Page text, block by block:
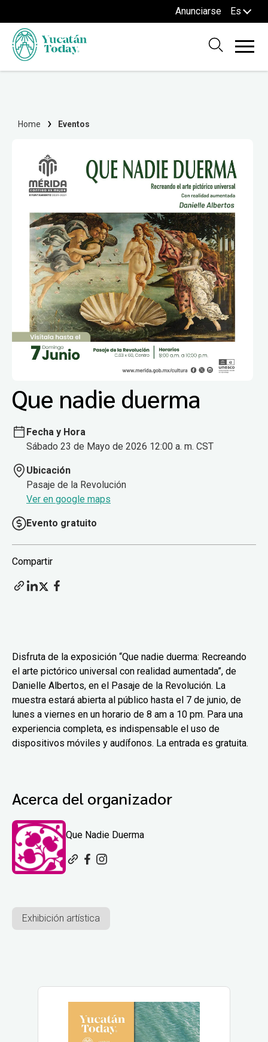
Anunciarse Es
Home Eventos
Que nadie duerma
Fecha y Hora
Sábado 23 de Mayo de 2026 12:00 a. m. CST
Ubicación
Pasaje de la Revolución
Ver en google maps
Evento gratuito
Compartir
Disfruta de la exposición “Que nadie duerma: Recreando
el arte pictórico universal con realidad aumentada”, de
Danielle Albertos, en el Pasaje de la Revolución. La
muestra estará abierta al público hasta el 7 de junio, de
lunes a viernes en un horario de 8 am a 10 pm. Para una
experiencia completa, es indispensable el uso de
dispositivos móviles y audífonos. La entrada es gratuita.
Acerca del organizador
Que Nadie Duerma
Exhibición artística